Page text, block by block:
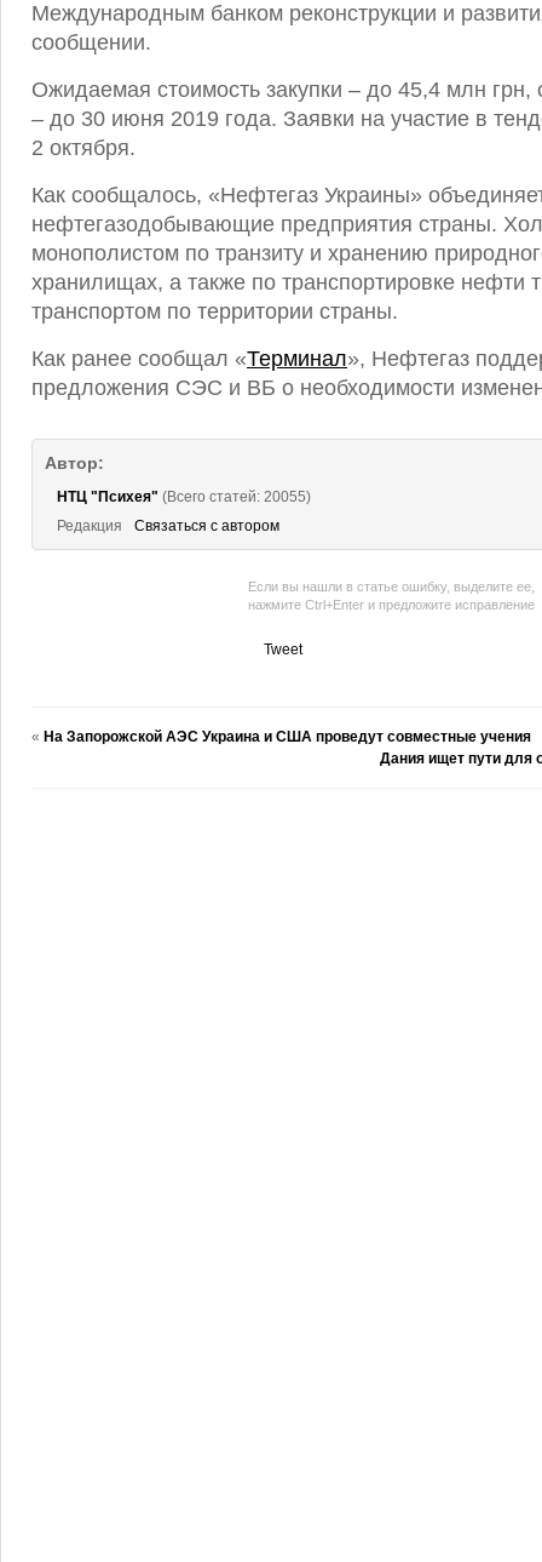
Международным банком реконструкции и
сообщении.
Ожидаемая стоимость закупки – до 45,4 млн грн,
– до 30 июня 2019 года. Заявки на участие в
2 октября.
Как сообщалось, «Нефтегаз Украины»
нефтегазодобывающие предприятия страны.
монополистом по транзиту и хранению
хранилищах, а также по транспортировке нефти
транспортом по территории страны.
Как ранее сообщал «Терминал», Нефтегаз
предложения СЭС и ВБ о необходимости
Автор:
НТЦ "Психея" (Всего статей: 20055)
Редакция
Связаться с автором
Если вы нашли в статье ошибку, выделите ее,
нажмите Ctrl+Enter и предложите исправление
Tweet
« На Запорожской АЭС Украина и США проведут совместные учения
Дания ищет пути для